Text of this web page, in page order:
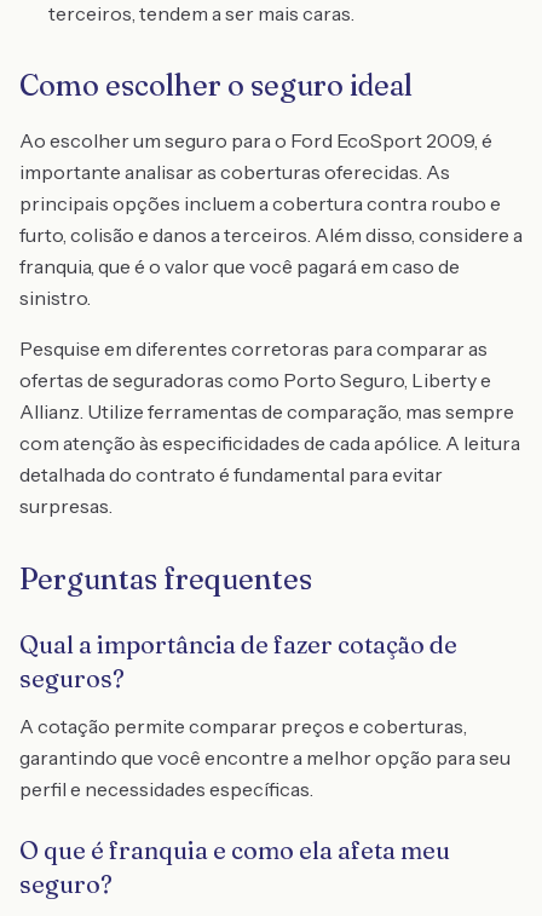
terceiros, tendem a ser mais caras.
Como escolher o seguro ideal
Ao escolher um seguro para o Ford EcoSport 2009, é
importante analisar as coberturas oferecidas. As
principais opções incluem a cobertura contra roubo e
furto, colisão e danos a terceiros. Além disso, considere a
franquia, que é o valor que você pagará em caso de
sinistro.
Pesquise em diferentes corretoras para comparar as
ofertas de seguradoras como Porto Seguro, Liberty e
Allianz. Utilize ferramentas de comparação, mas sempre
com atenção às especificidades de cada apólice. A leitura
detalhada do contrato é fundamental para evitar
surpresas.
Perguntas frequentes
Qual a importância de fazer cotação de
seguros?
A cotação permite comparar preços e coberturas,
garantindo que você encontre a melhor opção para seu
perfil e necessidades específicas.
O que é franquia e como ela afeta meu
seguro?